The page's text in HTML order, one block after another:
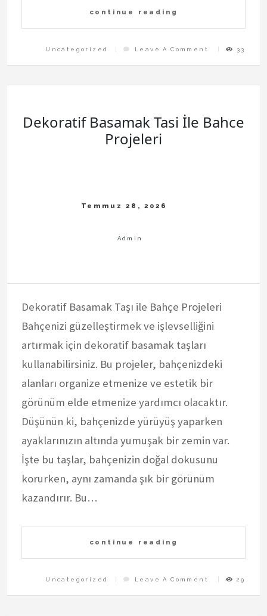
continue reading
Uncategorized Leave A Comment
On
Bahis
Kayip
33
Dekoratif Basamak Tasi İle Bahce
Projeleri
Dekoratif Basamak Taşı ile Bahçe Projeleri
Bahçenizi güzelleştirmek ve işlevselliğini
artırmak için dekoratif basamak taşları
kullanabilirsiniz. Bu projeler, bahçenizdeki
alanları organize etmenize ve estetik bir
görünüm elde etmenize yardımcı olacaktır.
Düşünün ki, bahçenizde yürüyüş yaparken
ayaklarınızın altında yumuşak bir zemin var.
İşte bu taşlar, bahçenizin doğal dokusunu
korurken, aynı zamanda şık bir görünüm
kazandırır. Bu…
continue reading
Uncategorized Leave A Comment
On
Dekoratif
Tasi
29